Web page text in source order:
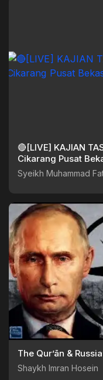
🔴[LIVE] KAJIAN
Syeikh Muhammad
The Qur’ān &
Shaykh Imran Hosein